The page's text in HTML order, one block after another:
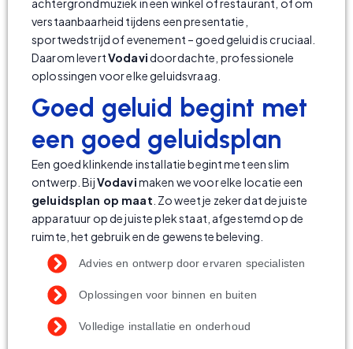
verstaanbaarheid tijdens een presentatie,
sportwedstrijd of evenement – goed geluid is cruciaal.
Daarom levertVodavidoordachte, professionele
oplossingen voor elke geluidsvraag.
Goed geluid begint met
een goed geluidsplan
Een goed klinkende installatie begint met een slim
ontwerp. BijVodavimaken we voor elke locatie een
geluidsplan op maat . Zo weet je zeker dat de juiste
apparatuur op de juiste plek staat, afgestemd op de
ruimte, het gebruik en de gewenste beleving.
Advies en ontwerp door ervaren specialisten
Oplossingen voor binnen en buiten
Volledige installatie en onderhoud